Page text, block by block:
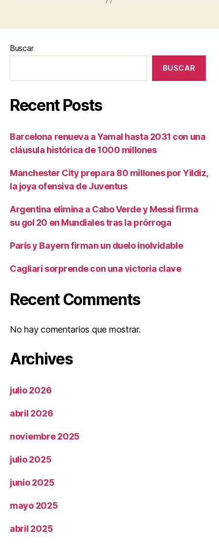
Buscar
BUSCAR
Recent Posts
Barcelona renueva a Yamal hasta 2031 con una
cláusula histórica de 1000 millones
Manchester City prepara 80 millones por Yildiz,
la joya ofensiva de Juventus
Argentina elimina a Cabo Verde y Messi firma
su gol 20 en Mundiales tras la prórroga
París y Bayern firman un duelo inolvidable
Cagliari sorprende con una victoria clave
Recent Comments
No hay comentarios que mostrar.
Archives
julio 2026
abril 2026
noviembre 2025
julio 2025
junio 2025
mayo 2025
abril 2025